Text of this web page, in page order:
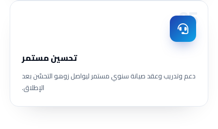
05
تحسين مستمر
دعم وتدريب وعقد صيانة سنوي مستمر ليواصل زوهو التحسّن بعد
الإطلاق.